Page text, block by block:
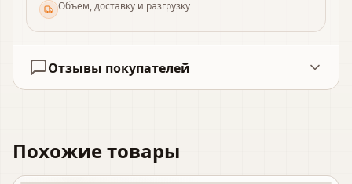
Объем, доставку и разгрузку
Отзывы покупателей
Похожие товары